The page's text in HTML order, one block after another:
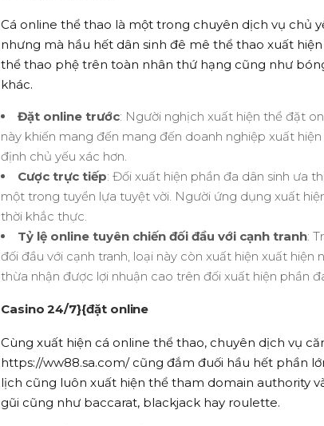
Cá online thể thao là một trong chuyên dịch vụ chủ
nhưng mà hầu hết dân sinh đê mê thể thao xuất
thể thao phệ trên toàn nhân thứ hạng cũng như
khác.
Đặt online trước: Người nghịch xuất hiện thể đặt
này khiến mang đến mang đến doanh nghiệp xuất
định chủ yếu xác hơn.
Cược trực tiếp: Đối xuất hiện phần đa dân sinh ưa
một trong tuyển lựa tuyệt vời. Người ứng dụng xuất
thời khắc thực.
Tỷ lệ online tuyên chiến đối đầu với cạnh tranh:
đối đầu với cạnh tranh, loại này còn xuất hiện xuất
thừa nhận được lợi nhuận cao trên đối xuất hiện phần
Casino 24/7}{đặt online
Cùng xuất hiện cá online thể thao, chuyên dịch vụ
https://ww88.sa.com/ cũng đắm đuối hầu hết phần
lịch cũng luôn xuất hiện thể tham domain authority
gũi cũng như baccarat, blackjack hay roulette.